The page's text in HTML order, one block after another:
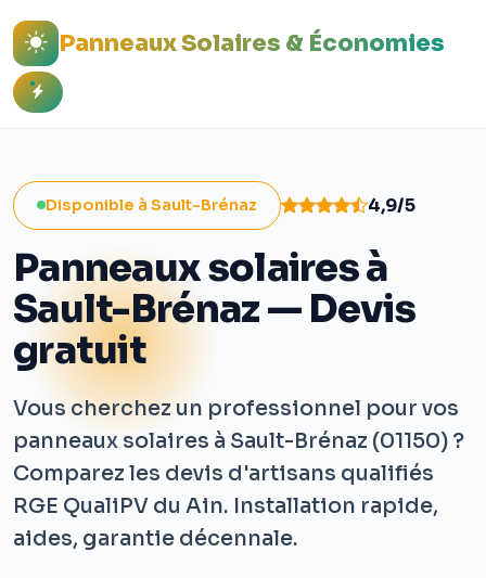
Panneaux Solaires & Économies
Disponible à Sault-Brénaz 4,9/5
Panneaux solaires à
Sault-Brénaz — Devis
gratuit
Vous cherchez un professionnel pour vos
panneaux solaires à Sault-Brénaz (01150) ?
Comparez les devis d'artisans qualifiés
RGE QualiPV du Ain. Installation rapide,
aides, garantie décennale.